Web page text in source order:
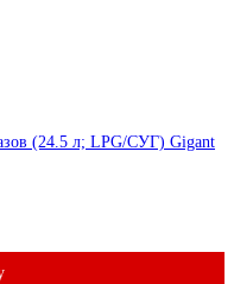
(24.5 л; LPG/СУГ) Gigant